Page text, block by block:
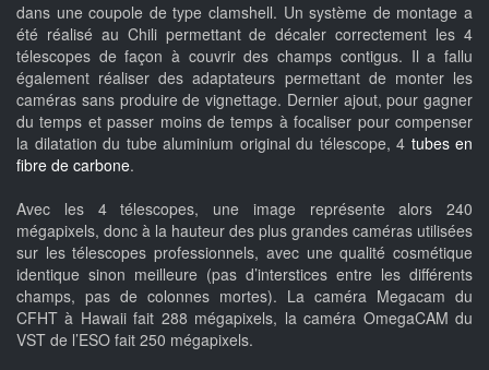
dans une coupole de type clamshell. Un système de montage a
été réalisé au Chili permettant de décaler correctement les 4
télescopes de façon à couvrir des champs contigus. Il a fallu
également réaliser des adaptateurs permettant de monter les
caméras sans produire de vignettage. Dernier ajout, pour gagner
du temps et passer moins de temps à focaliser pour compenser
la dilatation du tube aluminium original du télescope, 4 tubes en
fibre de carbone.
Avec les 4 télescopes, une image représente alors 240
mégapixels, donc à la hauteur des plus grandes caméras utilisées
sur les télescopes professionnels, avec une qualité cosmétique
identique sinon meilleure (pas d’interstices entre les différents
champs, pas de colonnes mortes). La caméra Megacam du
CFHT à Hawaii fait 288 mégapixels, la caméra OmegaCAM du
VST de l’ESO fait 250 mégapixels.